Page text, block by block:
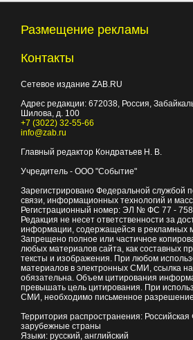
Размещение рекламы
Контакты
Сетевое издание ZAB.RU
Адрес редакции: 672038, Россия,
Шилова, д. 100
+7 (3022) 32-55-66
info@zab.ru
Главный редактор Кондратьев Н. В.
Учредитель - ООО "Событие"
Зарегистрировано Федеральной службой
связи, информационных технологий и
Регистрационный номер: ЭЛ № ФС 77 -
Редакция не несет ответственности за
информации, содержащейся в рекламных
Запрещено полное или частичное
любых материалов сайта, как составных
тексты и изображения. При любом
материалов в электронных СМИ, ссылка
обязательна. Объем цитирования
превышать цель цитирования. При
СМИ, необходимо письменное
Территория распространения:
зарубежные страны
Языки: русский, английский